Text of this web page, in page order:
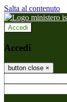
Salta al contenuto
Accedi
Accedi
button close ×